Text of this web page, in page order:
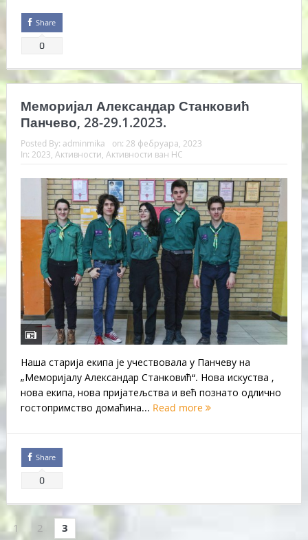
Share
0
Меморијал Александар Станковић
Панчево, 28-29.1.2023.
Posted By: adminmika on: 28 фебруара, 2023
In: 2023 Активности Активности ван НС
Наша старија екипа је учествовала у Панчеву на
„Меморијалу Александар Станковић“. Нова искуства ,
нова екипа, нова пријатељства и већ познато одлично
гостопримство домаћина... Read more
Share
0
1 2 3